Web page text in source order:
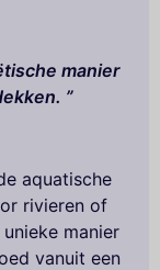
manier
aquatische
rivieren of
manier
vanuit een